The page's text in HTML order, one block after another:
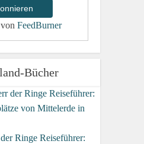
FeedBurner
Bücher
Ringe Reiseführer: